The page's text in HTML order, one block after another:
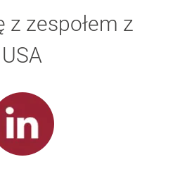
z zespołem z
USA